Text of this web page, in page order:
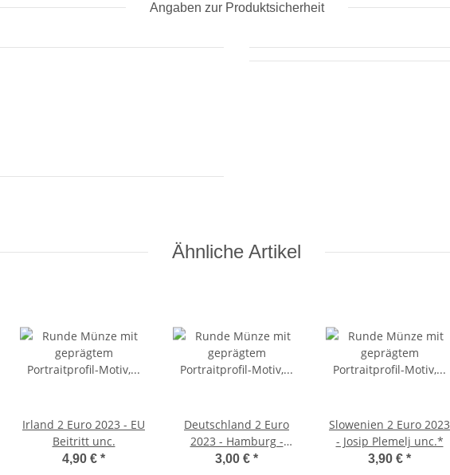
Angaben zur Produktsicherheit
Ähnliche Artikel
Irland 2 Euro 2023 - EU
Beitritt unc.
4,90 € *
Deutschland 2 Euro
2023 - Hamburg -
Elbphilharmonie - D*
3,00 € *
Slowenien 2 Euro 2023
- Josip Plemelj unc.*
3,90 € *